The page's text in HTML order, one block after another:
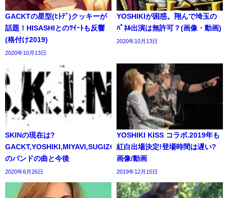
GACKTの星型(ﾋﾄﾃﾞ)クッキーが
話題！HISASHIとのﾂｲｰﾄも反響
(格付け2019)
2020年10月13日
YOSHIKIが困惑。翔んで埼玉の
ﾊﾟﾈﾙ出演は無許可？(画像・動画)
2020年10月13日
SKINの現在は?
GACKT,YOSHIKI,MIYAVI,SUGIZO
のバンドの曲と今後
2020年6月26日
YOSHIKI KISS コラボ.2019年も
紅白出場決定!登場時間は遅い?
画像/動画
2019年12月15日